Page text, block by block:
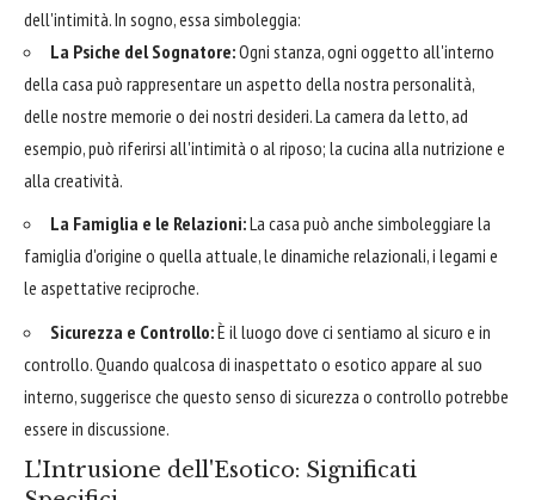
dell'intimità. In sogno, essa simboleggia:
La Psiche del Sognatore:Ogni stanza, ogni oggetto all'interno
della casa può rappresentare un aspetto della nostra personalità,
delle nostre memorie o dei nostri desideri. La camera da letto, ad
esempio, può riferirsi all'intimità o al riposo; la cucina alla nutrizione e
alla creatività.
La Famiglia e le Relazioni:La casa può anche simboleggiare la
famiglia d'origine o quella attuale, le dinamiche relazionali, i legami e
le aspettative reciproche.
Sicurezza e Controllo:È il luogo dove ci sentiamo al sicuro e in
controllo. Quando qualcosa di inaspettato o esotico appare al suo
interno, suggerisce che questo senso di sicurezza o controllo potrebbe
essere in discussione.
L'Intrusione dell'Esotico: Significati